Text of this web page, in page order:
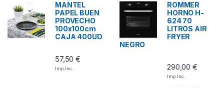
MANTEL
PAPEL BUEN
PROVECHO
100x100cm
CAJA 400UD
57,50€
Imp. Inc.
ROMMER
HORNO H-
624 70
LITROS AIR
FRYER
NEGRO
290,00€
Imp. Inc.